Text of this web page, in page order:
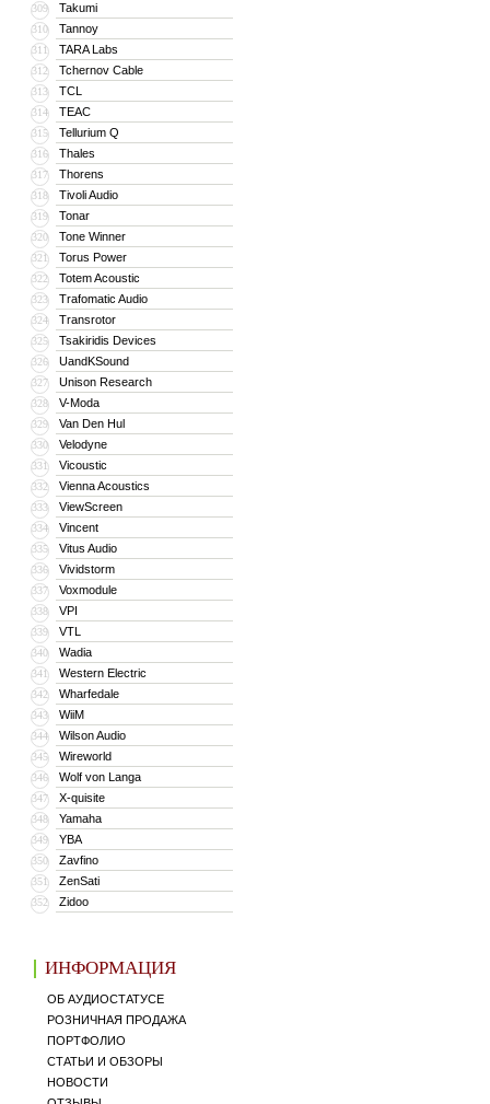
309 Takumi
310 Tannoy
311 TARA Labs
312 Tchernov Cable
313 TCL
314 TEAC
315 Tellurium Q
316 Thales
317 Thorens
318 Tivoli Audio
319 Tonar
320 Tone Winner
321 Torus Power
322 Totem Acoustic
323 Trafomatic Audio
324 Transrotor
325 Tsakiridis Devices
326 UandKSound
327 Unison Research
328 V-Moda
329 Van Den Hul
330 Velodyne
331 Vicoustic
332 Vienna Acoustics
333 ViewScreen
334 Vincent
335 Vitus Audio
336 Vividstorm
337 Voxmodule
338 VPI
339 VTL
340 Wadia
341 Western Electric
342 Wharfedale
343 WiiM
344 Wilson Audio
345 Wireworld
346 Wolf von Langa
347 X-quisite
348 Yamaha
349 YBA
350 Zavfino
351 ZenSati
352 Zidoo
ИНФОРМАЦИЯ
ОБ АУДИОСТАТУСЕ
РОЗНИЧНАЯ ПРОДАЖА
ПОРТФОЛИО
СТАТЬИ И ОБЗОРЫ
НОВОСТИ